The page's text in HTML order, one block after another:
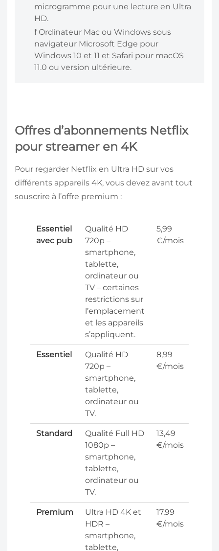
microgramme pour une lecture en Ultra
HD.
️❗ Ordinateur Mac ou Windows sous
navigateur Microsoft Edge pour
Windows 10 et 11 et Safari pour macOS
11.0 ou version ultérieure.
Offres d’abonnements Netflix
pour streamer en 4K
Pour regarder Netflix en Ultra HD sur vos
différents appareils 4K, vous devez avant tout
souscrire à l’offre premium :
Essentiel
avec pub
Qualité HD
720p –
smartphone,
tablette,
ordinateur ou
TV – certaines
restrictions sur
l’emplacement
et les appareils
s’appliquent.
5,99
€/mois
Essentiel
Qualité HD
720p –
smartphone,
tablette,
ordinateur ou
TV.
8,99
€/mois
Standard
Qualité Full HD
1080p –
smartphone,
tablette,
ordinateur ou
TV.
13,49
€/mois
Premium
Ultra HD 4K et
HDR –
smartphone,
tablette,
17,99
€/mois